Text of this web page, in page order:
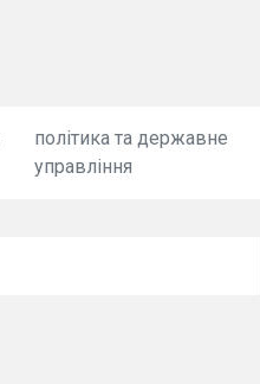
політика та державне
управління